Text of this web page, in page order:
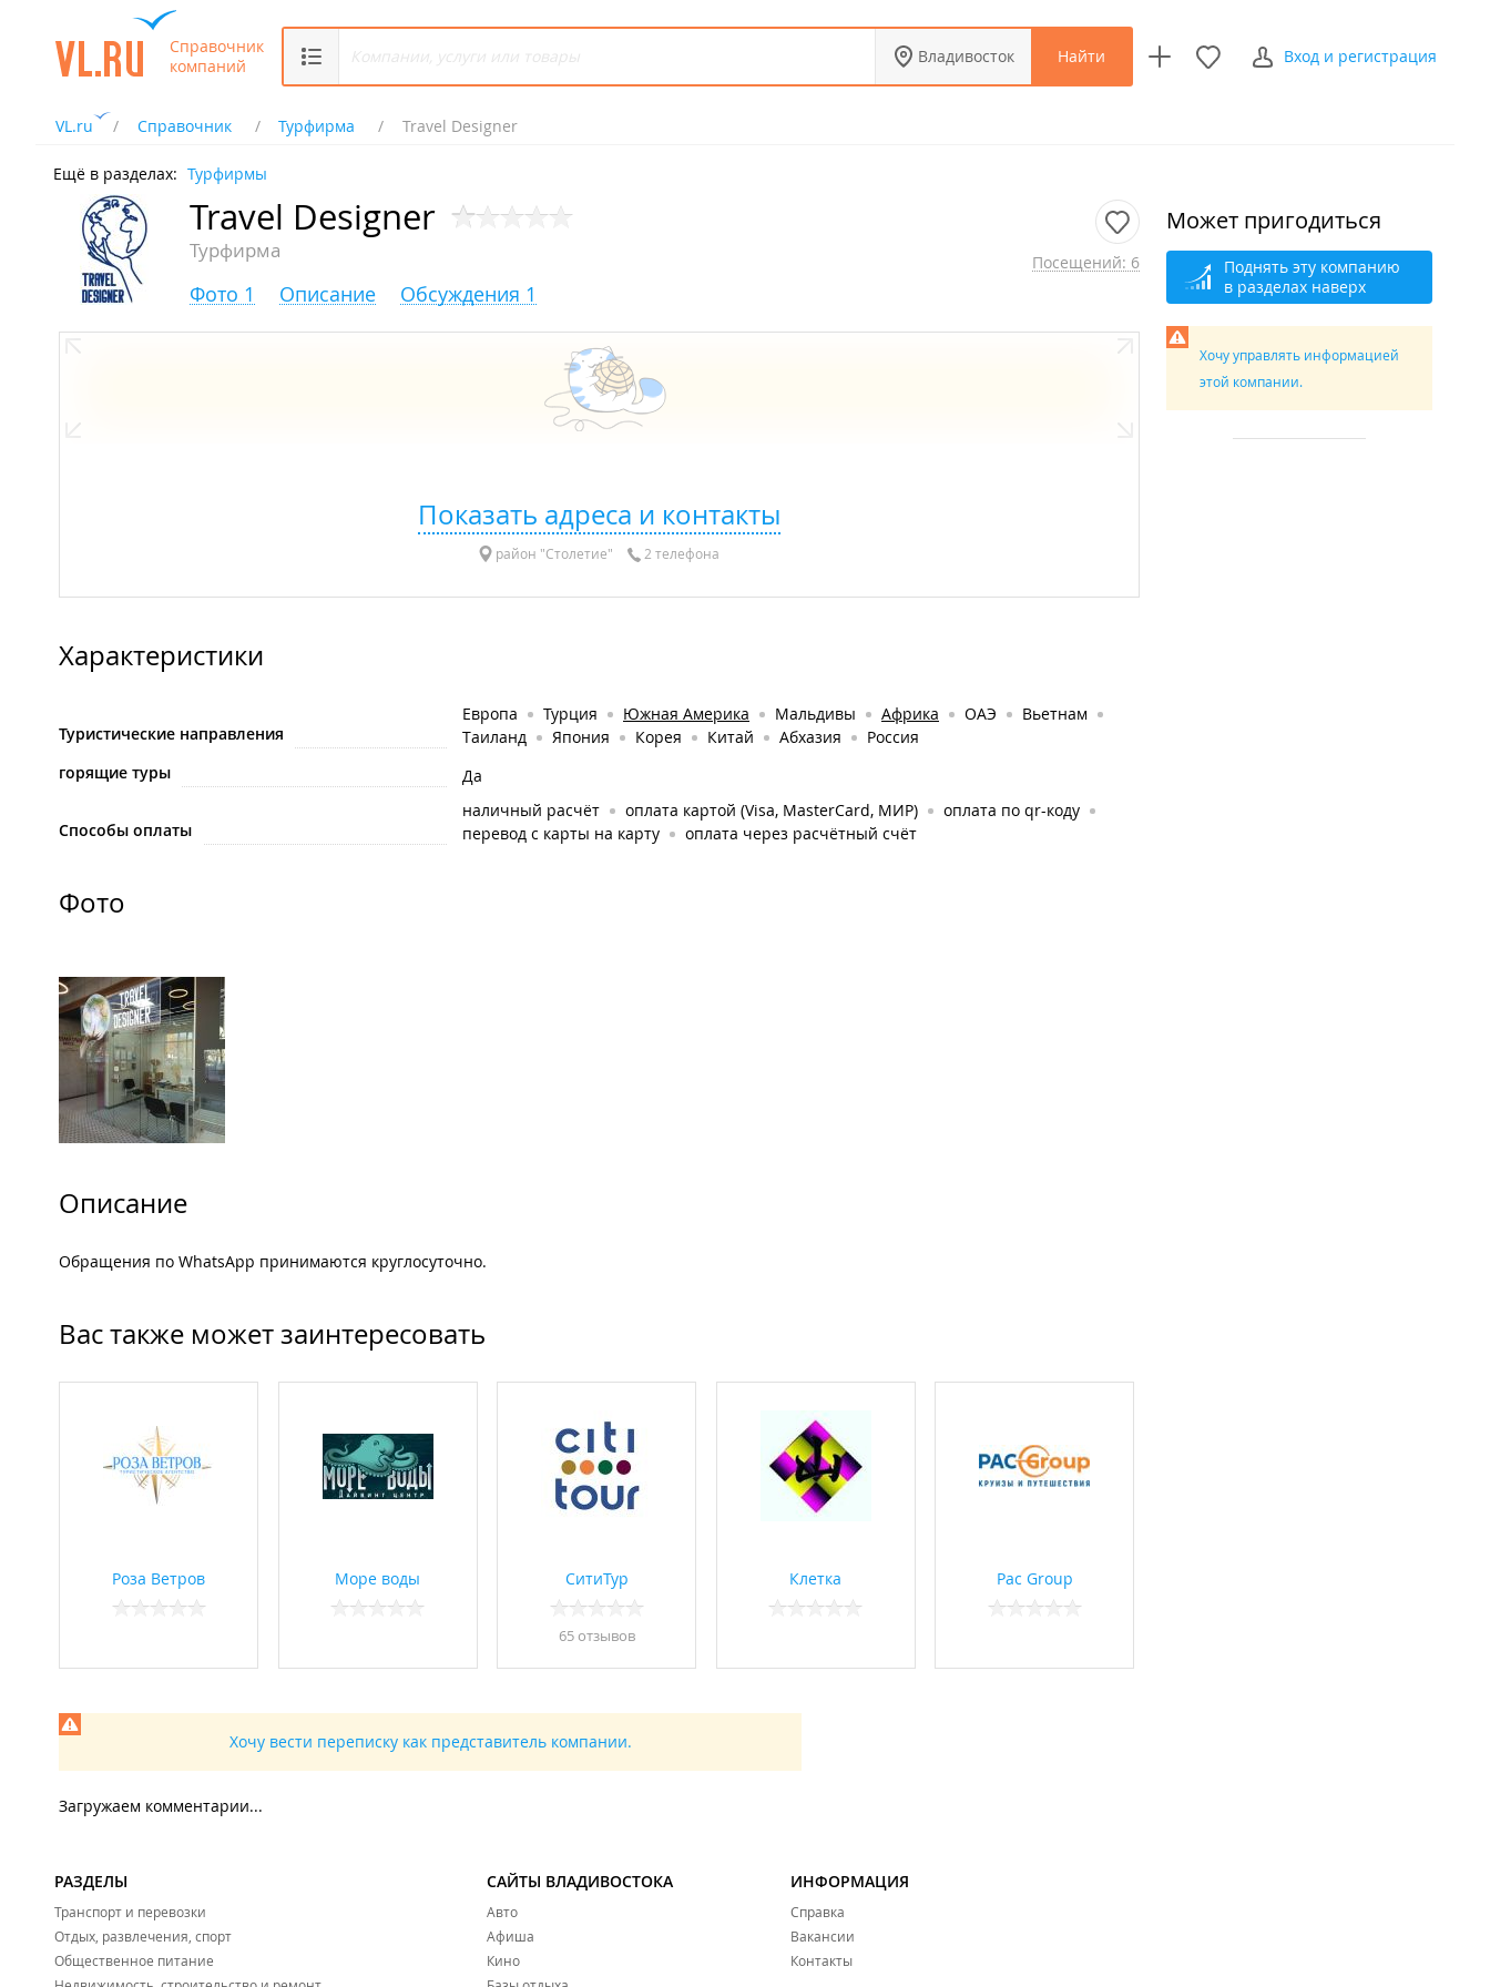
Справочник
компаний
Владивосток Найти Вход и регистрация
VL.ru Справочник Турфирма Travel Designer
Ещё в разделах: Турфирмы
Travel Designer
Турфирма Посещений: 6
Фото 1 Описание Обсуждения 1
Показать адреса и контакты
район "Столетие" 2 телефона
Характеристики
Туристические направления
Европа Турция Южная Америка Мальдивы Африка ОАЭ
Вьетнам
Таиланд
Япония Корея Китай Абхазия
Россия
горящие туры
Да
Способы оплаты
наличный расчёт оплата картой (Visa, MasterCard, МИР)
оплата по qr-коду
перевод с карты на карту
оплата через расчётный счёт
Фото
Описание
Обращения по WhatsApp принимаются круглосуточно.
Вас также может заинтересовать
Роза Ветров Море воды СитиТур
65 отзывов
Клетка Pac Group
Хочу вести переписку как представитель компании.
Загружаем комментарии...
Может пригодиться
Поднять эту компанию
в разделах наверх
Хочу управлять информацией
этой компании.
РАЗДЕЛЫ
Транспорт и перевозки
Отдых, развлечения, спорт
Общественное питание
САЙТЫ ВЛАДИВОСТОКА
Авто
Афиша
Кино
ИНФОРМАЦИЯ
Справка
Вакансии
Контакты